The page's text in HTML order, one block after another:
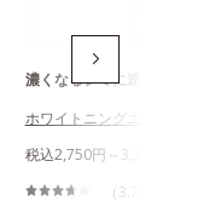
濃くなるシミに速攻美白
ホワイトニングエッセンス
税込2,750円～3,300円
（3.78 / 348件）